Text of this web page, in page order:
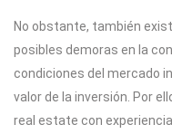
No obstante, también
posibles demoras en la
condiciones del mercado
valor de la inversión. Por
real estate con